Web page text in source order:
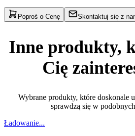
Poproś o Cenę Skontaktuj się z
Inne produkty,
Cię
Wybrane produkty, które doskonale
sprawdzą się w
Ładowanie...